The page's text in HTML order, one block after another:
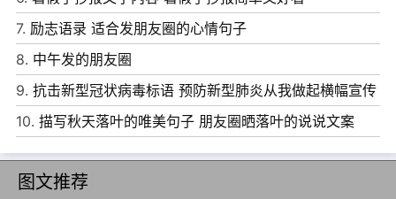
9、如果你累了，拉上窗帘，关掉电视、电脑或手机。深吸
一口气，用力呼气。上床睡觉。
10、人，累了一辈子，责任承担了，压力抗拒了，为了生
活，努力工作，为了养家糊口，拼命挣钱。
7. 励志语录 适合发朋友圈的心情句子
8. 中午发的朋友圈
9. 抗击新型冠状病毒标语 预防新型肺炎从我做起横幅宣传
语
10. 描写秋天落叶的唯美句子 朋友圈晒落叶的说说文案
图文推荐